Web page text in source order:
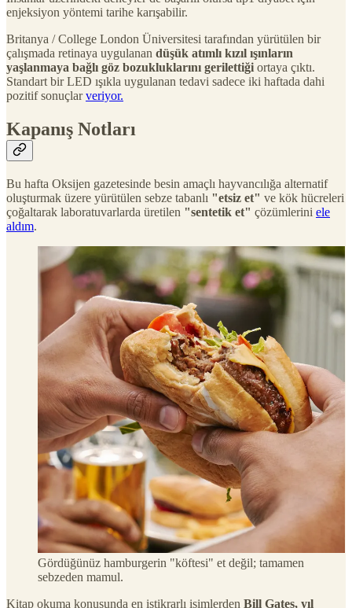
enjeksiyon yöntemi tarihe karışabilir.
Britanya / College London Üniversitesi tarafından yürütülen bir
çalışmada retinaya uygulanan düşük atımlı kızıl ışınların
yaşlanmaya bağlı göz bozukluklarını gerilettiği ortaya çıktı.
Standart bir LED ışıkla uygulanan tedavi sadece iki haftada dahi
pozitif sonuçlarveriyor.
Kapanış Notları
Bu hafta Oksijen gazetesinde besin amaçlı hayvancılığa alternatif
oluşturmak üzere yürütülen sebze tabanlı "etsiz et" ve kök hücreleri
çoğaltarak laboratuvarlarda üretilen "sentetik et" çözümlerini ele
aldım.
Gördüğünüz hamburgerin "köftesi" et değil; tamamen
sebzeden mamul.
Kitap okuma konusunda en istikrarlı isimlerden Bill Gates, yıl